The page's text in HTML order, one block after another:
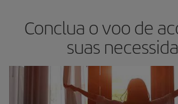
Conclua o voo de
suas